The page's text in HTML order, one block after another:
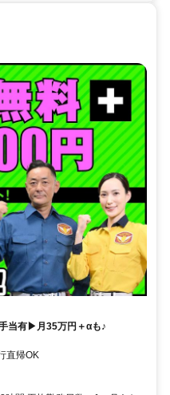
当有▶月35万円＋αも♪
直帰OK